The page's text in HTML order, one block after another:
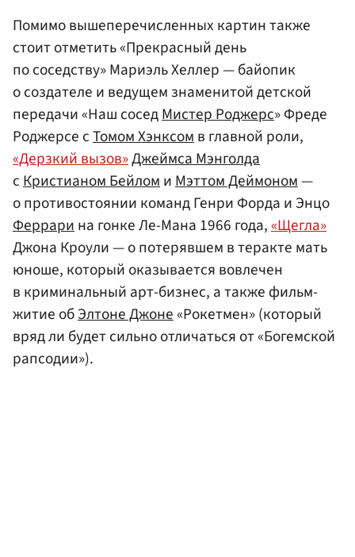
Помимо вышеперечисленных картин также
стоит отметить «Прекрасный день
по соседству» Мариэль Хеллер — байопик
о создателе и ведущем знаменитой детской
передачи «Наш соседМистер Роджерс» Фреде
Роджерсе сТомом Хэнксомв главной роли,
«Дерзкий вызов»Джеймса Мэнголда
сКристианом БейломиМэттом Деймоном—
о противостоянии команд Генри Форда и Энцо
Феррарина гонке Ле-Мана 1966 года,«Щегла»
Джона Кроули — о потерявшем в теракте мать
юноше, который оказывается вовлечен
в криминальный арт-бизнес, а также фильм-
житие обЭлтоне Джоне«Рокетмен» (который
вряд ли будет сильно отличаться от «Богемской
рапсодии»).